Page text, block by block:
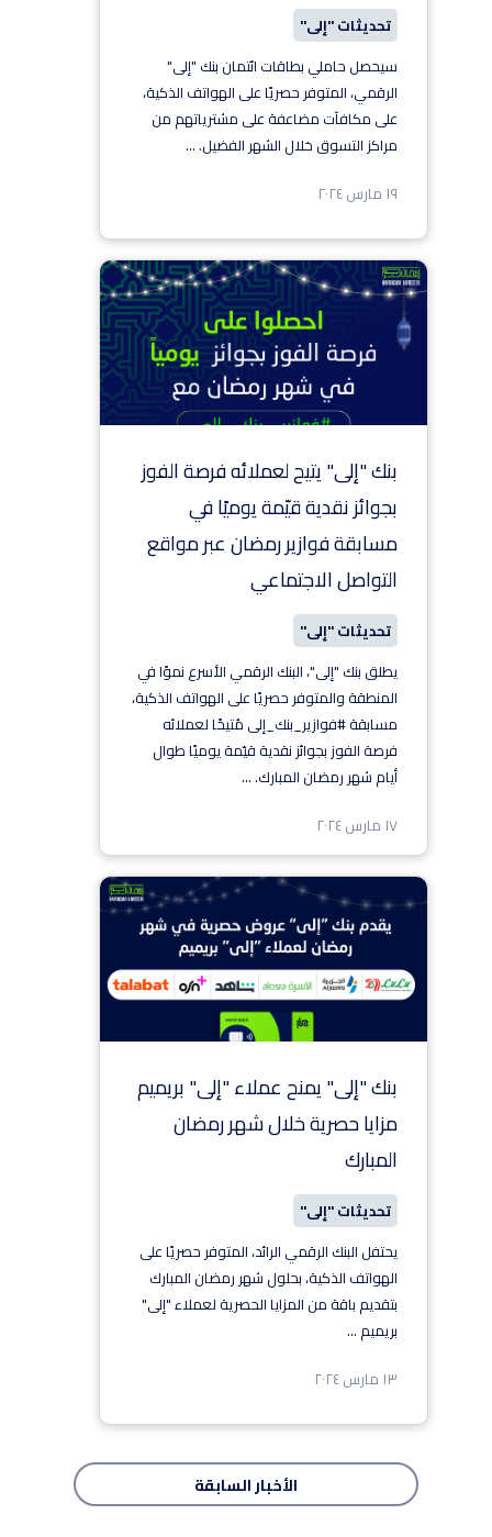
تحديثات "إلى"
سيحصل حاملي بطاقات ائتمان بنك "إلى"
الرقمي، المتوفر حصريًا على الهواتف الذكية،
على مكافآت مضاعفة على مشترياتهم من
مراكز التسوق خلال الشهر الفضيل....
١٩ مارس ٢٠٢٤
بنك "إلى" يتيح لعملائه فرصة الفوز
بجوائز نقدية قيّمة يوميًا في
مسابقة فوازير رمضان عبر مواقع
التواصل الاجتماعي
تحديثات "إلى"
يطلق بنك "إلى"، البنك الرقمي الأسرع نموًا في
المنطقة والمتوفر حصريًا على الهواتف الذكية،
مسابقة #فوازير_بنك_إلى مُتيحًا لعملائه
فرصة الفوز بجوائز نقدية قيّمة يوميًا طوال
أيام شهر رمضان المبارك....
١٧ مارس ٢٠٢٤
بنك "إلى" يمنح عملاء "إلى" بريميم
مزايا حصرية خلال شهر رمضان
المبارك
تحديثات "إلى"
يحتفل البنك الرقمي الرائد، المتوفر حصريًا على
الهواتف الذكية، بحلول شهر رمضان المبارك
بتقديم باقة من المزايا الحصرية لعملاء "إلى"
بريميم ...
١٣ مارس ٢٠٢٤
الأخبارالسابقة